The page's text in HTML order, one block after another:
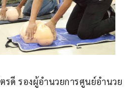
รดี รองผู้อำนวยการศูนย์อำนวย